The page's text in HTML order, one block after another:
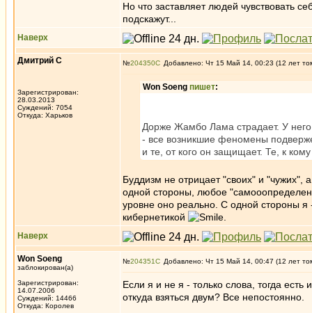
Но что заставляет людей чувствовать
подскажут...
Наверх
Дмитрий С
Зарегистрирован:
28.03.2013
Суждений: 7054
Откуда: Харьков
№204350 Добавлено: Чт 15 Май 14, 00:23 (12 лет
Won Soeng пишет:
Дорже Жамбо Лама страдает. У него
- все возникшие феномены
и те, от кого он защищает. Те, к
Буддизм не отрицает "своих" и "чужих",
одной стороны, любое
уровне оно реально. С одной стороны я
кибернетикой
Наверх
Won Soeng
заблокирован(а)
Зарегистрирован:
14.07.2006
Суждений: 14466
Откуда: Королев
№204351 Добавлено: Чт 15 Май 14, 00:47 (12 лет
Если я и не я - только слова, тогда
откуда взяться двум? Все непостоянно.